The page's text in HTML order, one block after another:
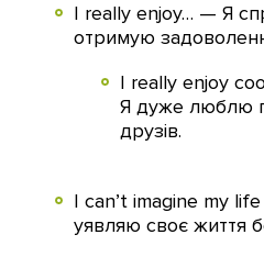
I really enjoy… — Я
отримую
I really enjoy
Я дуже люблю
друзів.
I can’t imagine my
уявляю своє життя